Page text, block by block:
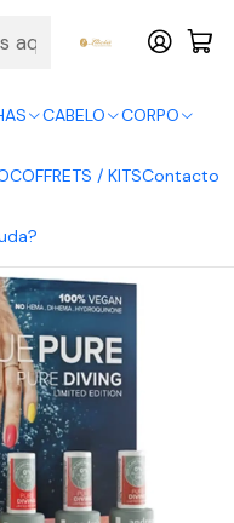
CABELO CORPO
COFFRETS / KITSContacto
Diving - 6 cores v.gel